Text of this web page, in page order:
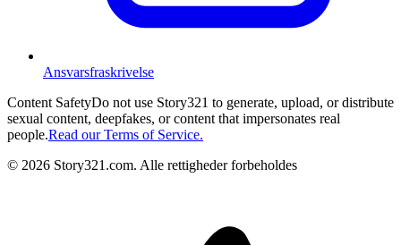
Ansvarsfraskrivelse
Content SafetyDo not use Story321 to generate, upload, or distribute
sexual content, deepfakes, or content that impersonates real
people.Read our Terms of Service.
© 2026 Story321.com. Alle rettigheder forbeholdes